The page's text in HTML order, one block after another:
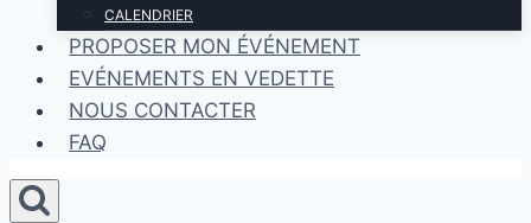
CALENDRIER
PROPOSER MON ÉVÉNEMENT
EVÉNEMENTS EN VEDETTE
NOUS CONTACTER
FAQ